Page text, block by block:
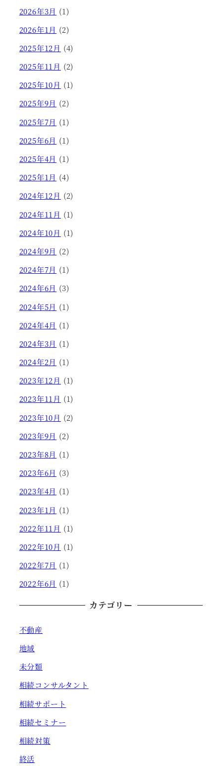
2026年3月 (1)
2026年1月 (2)
2025年12月 (4)
2025年11月 (2)
2025年10月 (1)
2025年9月 (2)
2025年7月 (1)
2025年6月 (1)
2025年4月 (1)
2025年1月 (4)
2024年12月 (2)
2024年11月 (1)
2024年10月 (1)
2024年9月 (2)
2024年7月 (1)
2024年6月 (3)
2024年5月 (1)
2024年4月 (1)
2024年3月 (1)
2024年2月 (1)
2023年12月 (1)
2023年11月 (1)
2023年10月 (2)
2023年9月 (2)
2023年8月 (1)
2023年6月 (3)
2023年4月 (1)
2023年1月 (1)
2022年11月 (1)
2022年10月 (1)
2022年7月 (1)
2022年6月 (1)
カテゴリー
不動産
地域
未分類
相続コンサルタント
相続サポート
相続セミナー
相続対策
終活